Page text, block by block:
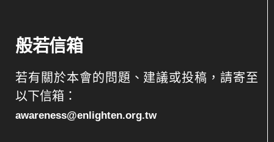
般若信箱
若有關於本會的問題、建議或投稿，請寄至
以下信箱：
awareness@enlighten.org.tw